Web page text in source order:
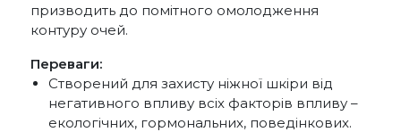
призводить до помітного омолодження
контуру очей.
Переваги:
Створений для захисту ніжної шкіри від
негативного впливу всіх факторів впливу –
екологічних, гормональних, поведінкових.